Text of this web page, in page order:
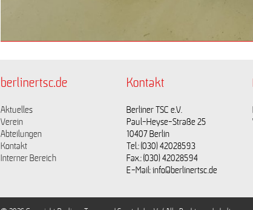
berlinertsc.de
Aktuelles
Verein
Abteilungen
Kontakt
Interner Bereich
Kontakt
Berliner TSC e.V.
Paul-Heyse-Straße 25
10407 Berlin
Tel.: (030) 42028593
Fax.: (030) 42028594
E-Mail: info@berlinertsc.de